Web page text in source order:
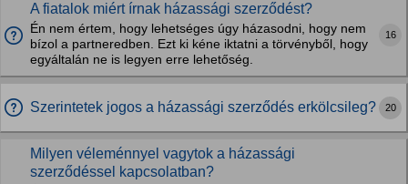
A fiatalok miért írnak házassági szerződést?
Én nem értem, hogy lehetséges úgy házasodni, hogy nem
bízol a partneredben. Ezt ki kéne iktatni a törvényből, hogy
egyáltalán ne is legyen erre lehetőség.
16
Szerintetek jogos a házassági szerződés erkölcsileg? 20
Milyen véleménnyel vagytok a házassági
szerződéssel kapcsolatban?